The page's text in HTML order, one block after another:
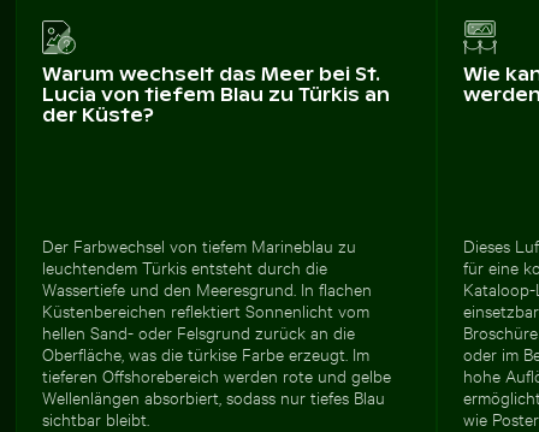
Warum wechselt das Meer bei St.
Lucia von tiefem Blau zu Türkis an
der Küste?
Der Farbwechsel von tiefem Marineblau zu
leuchtendem Türkis entsteht durch die
Wassertiefe und den Meeresgrund. In flachen
Küstenbereichen reflektiert Sonnenlicht vom
hellen Sand- oder Felsgrund zurück an die
Oberfläche, was die türkise Farbe erzeugt. Im
tieferen Offshorebereich werden rote und gelbe
Wellenlängen absorbiert, sodass nur tiefes Blau
sichtbar bleibt.
Wie
Dieses
für eine
oder im
hohe
wie